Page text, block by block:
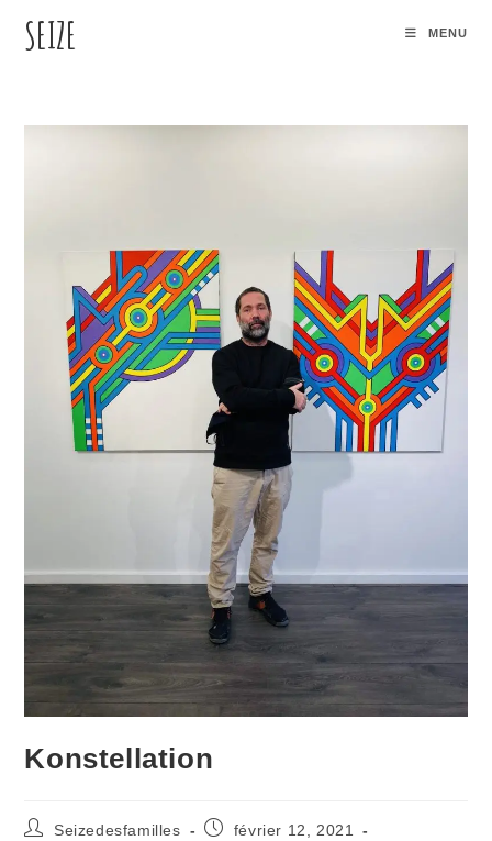
SEIZE MENU
Konstellation
Seizedesfamilles
février 12, 2021